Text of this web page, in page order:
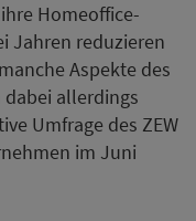
Homeoffice-
Jahren reduzieren
Aspekte des
allerdings
Umfrage des ZEW
im Juni